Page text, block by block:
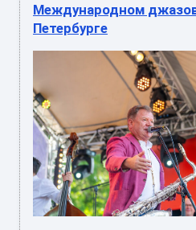
Международном
Петербурге